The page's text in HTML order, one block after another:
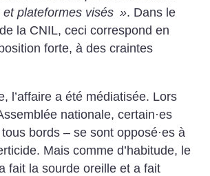
plateformes visés ». Dans le
la CNIL, ceci correspond en
forte, à des craintes
l’affaire a été médiatisée. Lors
nationale, certain·es
bords – se sont opposé·es à
Mais comme d’habitude, le
fait la sourde oreille et a fait